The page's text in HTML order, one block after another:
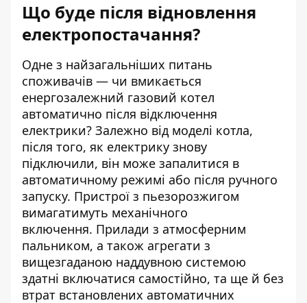
Що буде після відновлення
електропостачання?
Одне з найзагальніших питань
споживачів — чи вмикається
енергозалежний газовий котел
автоматично після відключення
електрики? Залежно від моделі котла,
після того, як електрику знову
підключили, він може запалитися в
автоматичному режимі або після ручного
запуску. Пристрої з пьезорозжигом
вимагатимуть механічного
включення. Прилади з атмосферним
пальником, а також агрегати з
вищезгаданою наддувною системою
здатні включатися самостійно, та ще й без
втрат встановлених автоматичних